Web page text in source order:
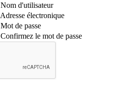
Nom d'utilisateur
Adresse électronique
Mot de passe
Confirmez le mot de passe